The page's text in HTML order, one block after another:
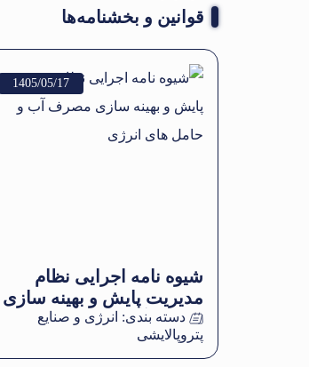
قوانین و بخشنامه‌ها
1405/05/17
شیوه نامه اجرایی نظام
مدیریت پایش و بهینه سازی
مصرف آب و حامل های
انرژی
دسته بندی: انرژی و صنایع
پتروپالایشی